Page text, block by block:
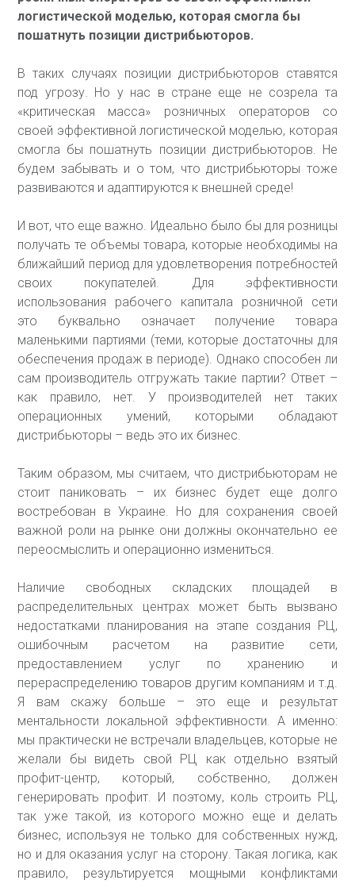
логистической моделью, которая смогла бы
пошатнуть позиции дистрибьюторов.
В таких случаях позиции дистрибьюторов ставятся
под угрозу. Но у нас в стране еще не созрела та
«критическая масса» розничных операторов со
своей эффективной логистической моделью, которая
смогла бы пошатнуть позиции дистрибьюторов. Не
будем забывать и о том, что дистрибьюторы тоже
развиваются и адаптируются к внешней среде!
И вот, что еще важно. Идеально было бы для розницы
получать те объемы товара, которые необходимы на
ближайший период для удовлетворения потребностей
своих покупателей. Для эффективности
использования рабочего капитала розничной сети
это буквально означает получение товара
маленькими партиями (теми, которые достаточны для
обеспечения продаж в периоде). Однако способен ли
сам производитель отгружать такие партии? Ответ –
как правило, нет. У производителей нет таких
операционных умений, которыми обладают
дистрибьюторы – ведь это их бизнес.
Таким образом, мы считаем, что дистрибьюторам не
стоит паниковать – их бизнес будет еще долго
востребован в Украине. Но для сохранения своей
важной роли на рынке они должны окончательно ее
переосмыслить и операционно измениться.
Наличие свободных складских площадей в
распределительных центрах может быть вызвано
недостатками планирования на этапе создания РЦ,
ошибочным расчетом на развитие сети,
предоставлением услуг по хранению и
перераспределению товаров другим компаниям и т.д.
Я вам скажу больше – это еще и результат
ментальности локальной эффективности. А именно:
мы практически не встречали владельцев, которые не
желали бы видеть свой РЦ как отдельно взятый
профит-центр, который, собственно, должен
генерировать профит. И поэтому, коль строить РЦ,
так уже такой, из которого можно еще и делать
бизнес, используя не только для собственных нужд,
но и для оказания услуг на сторону. Такая логика, как
правило, результируется мощными конфликтами